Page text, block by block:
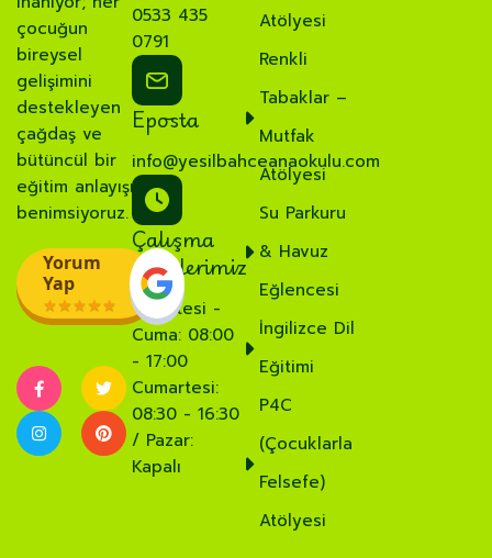
çocuğun
bireysel
gelişimini
destekleyen
çağdaş ve
bütüncül bir
eğitim anlayışı
benimsiyoruz.
Yorum
Yap
0533 435
0791
Eposta
info@yesilbahceanaokulu.com
Çalışma
Saatlerimiz
Pazartesi -
Cuma: 08:00
- 17:00
Cumartesi:
08:30 - 16:30
/ Pazar:
Kapalı
Atölyesi
Renkli
Tabaklar –
Mutfak
Atölyesi
Su Parkuru
& Havuz
Eğlencesi
İngilizce Dil
Eğitimi
P4C
(Çocuklarla
Felsefe)
Atölyesi